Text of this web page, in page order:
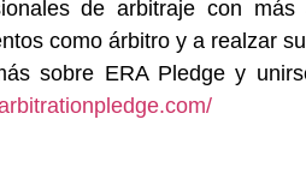
de arbitraje con
como árbitro y a realzar
sobre ERA Pledge y